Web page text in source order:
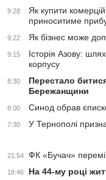
9:28
Як купити
приноситиме
9:22 Як бізнес може
9:15
Історія Азову:
корпусу
8:30
Перестало
Бережанщини
8:00 Синод обрав
7:30 У Тернополі
21:54 ФК «Бучач»
18:46 На 44-му році